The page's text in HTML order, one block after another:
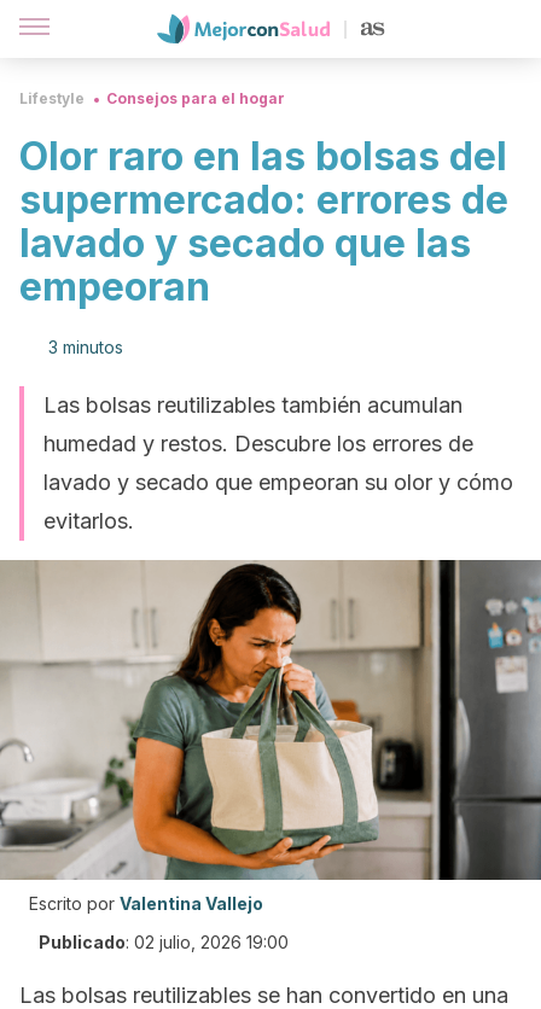
Lifestyle Consejos para el hogar
Olor raro en las bolsas del
supermercado: errores de
lavado y secado que las
empeoran
3 minutos
Las bolsas reutilizables también acumulan
humedad y restos. Descubre los errores de
lavado y secado que empeoran su olor y cómo
evitarlos.
Escrito por Valentina Vallejo
Publicado: 02 julio, 2026 19:00
Las bolsas reutilizables se han convertido en una